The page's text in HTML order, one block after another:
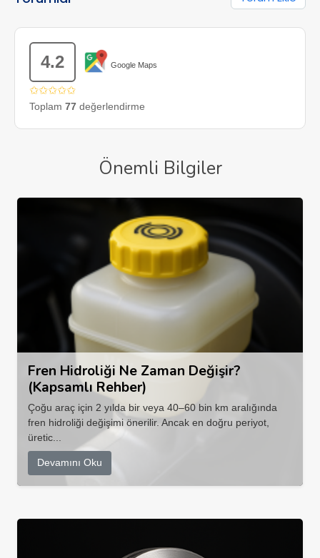
4.2 Google Maps
✩✩✩✩✩
Toplam 77 değerlendirme
Önemli Bilgiler
Fren Hidroliği Ne Zaman Değişir?
(Kapsamlı Rehber)
Çoğu araç için 2 yılda bir veya 40–60 bin km aralığında
fren hidroliği değişimi önerilir. Ancak en doğru periyot,
üretic...
Devamını Oku